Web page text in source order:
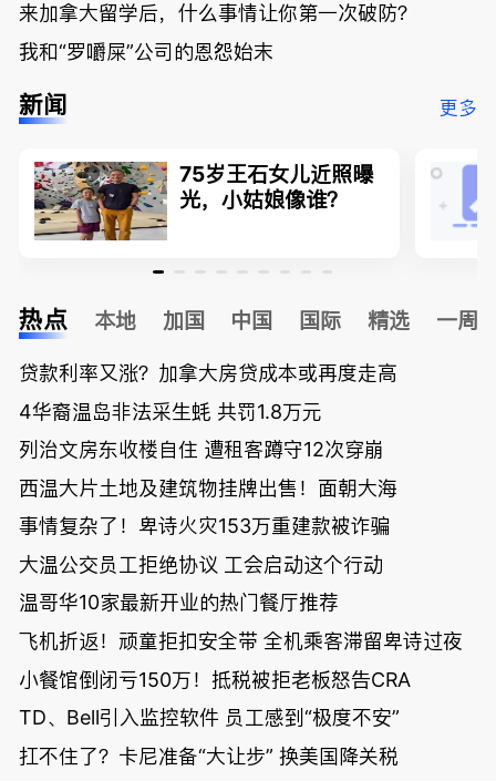
来加拿大留学后，什么事情让你第一次破防？
我和“罗嚼屎”公司的恩怨始末
新闻 更多
75岁王石女儿近照曝
光，小姑娘像谁？
热点 本地 加国 中国 国际 精选 一周
贷款利率又涨？加拿大房贷成本或再度走高
4华裔温岛非法采生蚝 共罚1.8万元
列治文房东收楼自住 遭租客蹲守12次穿崩
西温大片土地及建筑物挂牌出售！面朝大海
事情复杂了！卑诗火灾153万重建款被诈骗
大温公交员工拒绝协议 工会启动这个行动
温哥华10家最新开业的热门餐厅推荐
飞机折返！顽童拒扣安全带 全机乘客滞留卑诗过夜
小餐馆倒闭亏150万！抵税被拒老板怒告CRA
TD、Bell引入监控软件 员工感到“极度不安”
扛不住了？卡尼准备“大让步” 换美国降关税